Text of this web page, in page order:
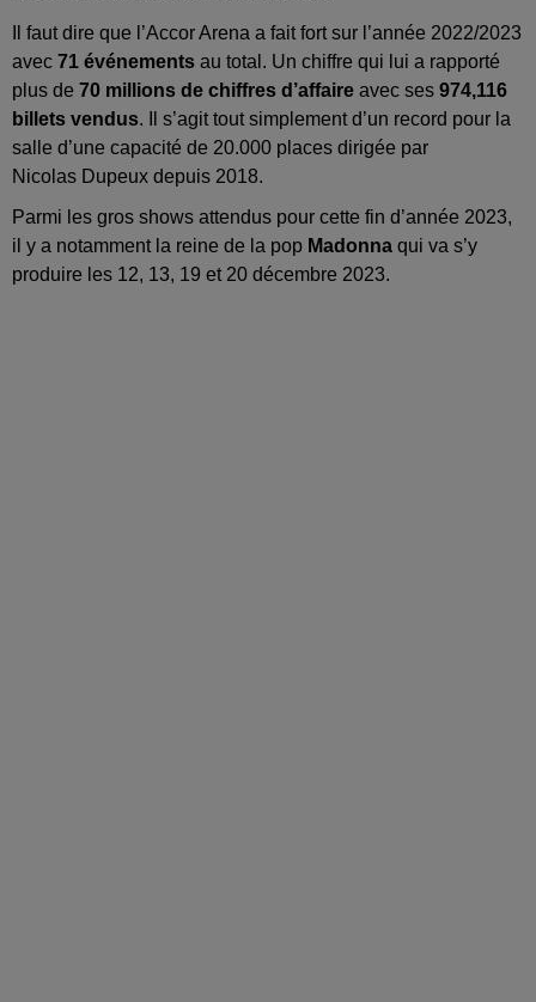
Il faut dire que l’Accor Arena a fait fort sur l’année 2022/2023
avec 71 événements au total. Un chiffre qui lui a rapporté
plus de 70 millions de chiffres d’affaire avec ses 974,116
billets vendus.
Il s’agit tout simplement d’un record pour la
salle d’une capacité de 20.000 places dirigée par
Nicolas Dupeux depuis 2018.
Parmi les gros shows attendus pour cette fin d’année 2023,
il y a notamment la reine de la pop Madonna qui va s’y
produire les 12, 13, 19 et 20 décembre 2023.